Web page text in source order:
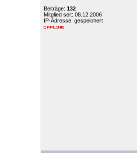
Beiträge: 132
Mitglied seit: 08.12.2006
IP-Adresse: gespeichert